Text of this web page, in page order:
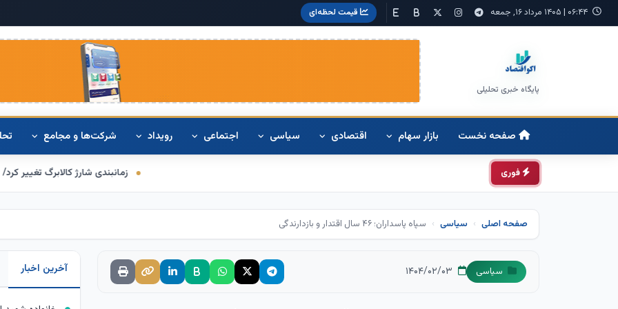
۰۶:۴۴ | ۱۴۰۵ مرداد ۱۶, جمعه قیمت لحظه‌ای
پایگاه خبری تحلیلی
صفحه نخست بازار سهام اقتصادی سیاسی اجتماعی رویداد شرکت‌ها و مجامع
فوری زمانبندی شارژ کالابرگ تغییر کرد/ برخی خانوارها
صفحه اصلی سیاسی سپاه پاسداران؛ ۴۶ سال اقتدار و بازدارندگی
سیاسی آخرین اخبار